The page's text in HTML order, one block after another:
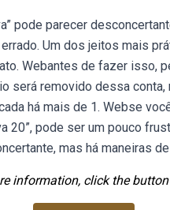
pode parecer
Um dos jeitos mais
Webantes de fazer isso,
será removido dessa
há mais de 1. Webse
20”, pode ser um pouco
mas há maneiras
information, click the button